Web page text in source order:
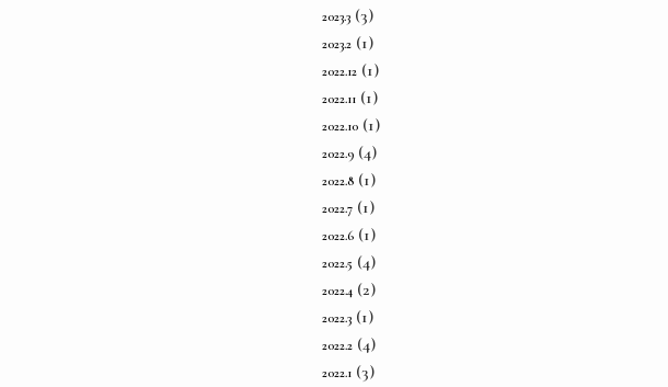
2023.3 (3)
2023.2 (1)
2022.12 (1)
2022.11 (1)
2022.10 (1)
2022.9 (4)
2022.8 (1)
2022.7 (1)
2022.6 (1)
2022.5 (4)
2022.4 (2)
2022.3 (1)
2022.2 (4)
2022.1 (3)